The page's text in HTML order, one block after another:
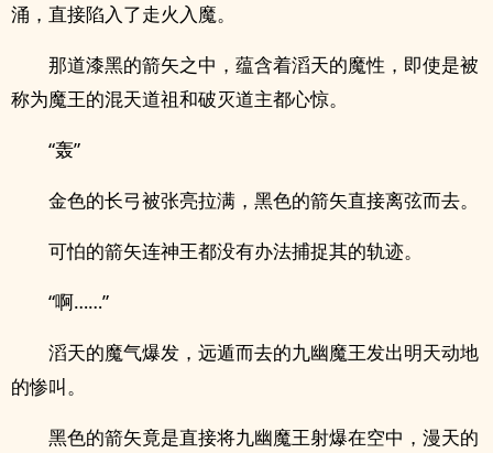
涌，直接陷入了走火入魔。
那道漆黑的箭矢之中，蕴含着滔天的魔性，即使是被
称为魔王的混天道祖和破灭道主都心惊。
“轰”
金色的长弓被张亮拉满，黑色的箭矢直接离弦而去。
可怕的箭矢连神王都没有办法捕捉其的轨迹。
“啊……”
滔天的魔气爆发，远遁而去的九幽魔王发出明天动地
的惨叫。
黑色的箭矢竟是直接将九幽魔王射爆在空中，漫天的